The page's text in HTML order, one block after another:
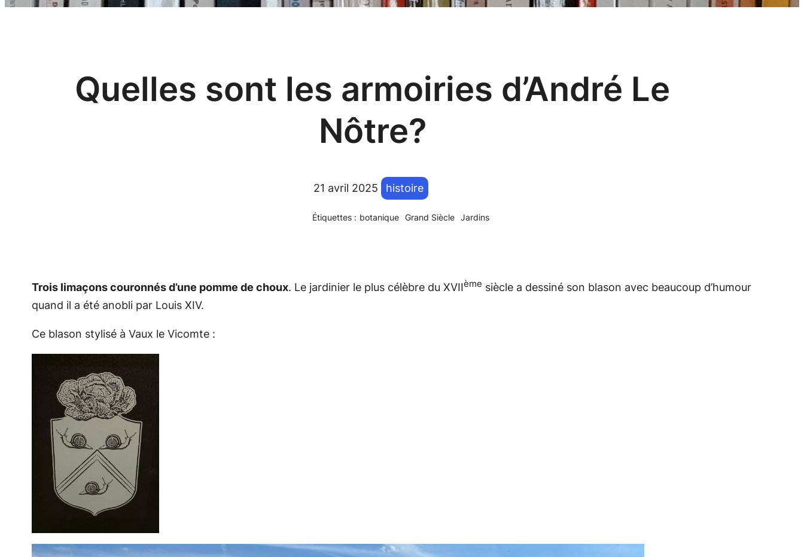
Quelles sont les armoiries d’André Le
Nôtre?
21 avril 2025 histoire
Étiquettes : botanique Grand Siècle Jardins
Trois limaçons couronnés d’une pomme de choux. Le jardinier le plus célèbre du XVIIème siècle a dessiné son blason avec beaucoup d’humour
quand il a été anobli par Louis XIV.
Ce blason stylisé à Vaux le Vicomte :